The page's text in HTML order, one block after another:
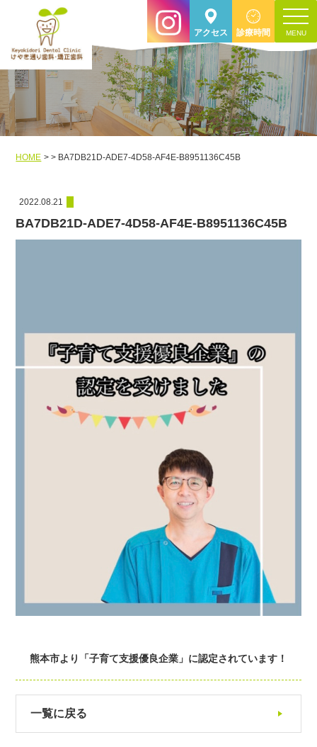
アクセス 診療時間
toggle
HOME BA7DB21D-ADE7-4D58-AF4E-B8951136C45B
2022.08.21
BA7DB21D-ADE7-4D58-AF4E-B8951136C45B
熊本市より「子育て支援優良企業」に認定されています！
一覧に戻る